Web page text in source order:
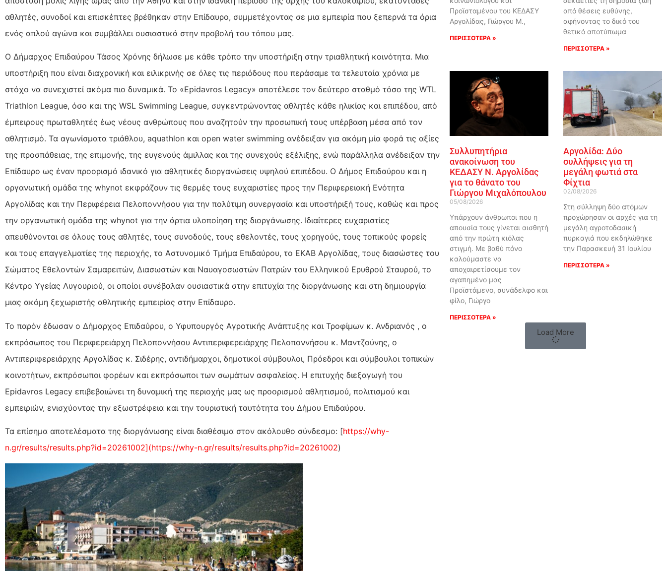
αθλητές, συνοδοί και επισκέπτες βρέθηκαν στην Επίδαυρο, συμμετέχοντας σε μια εμπειρία που ξεπερνά τα όρια
ενός απλού αγώνα και συμβάλλει ουσιαστικά στην προβολή του τόπου μας.
Ο Δήμαρχος Επιδαύρου Τάσος Χρόνης δήλωσε με κάθε τρόπο την υποστήριξη στην τριαθλητική κοινότητα. Μια
υποστήριξη που είναι διαχρονική και ειλικρινής σε όλες τις περιόδους που περάσαμε τα τελευταία χρόνια με
στόχο να συνεχιστεί ακόμα πιο δυναμικά. Το «Epidavros Legacy» αποτέλεσε τον δεύτερο σταθμό τόσο της WTL
Triathlon League, όσο και της WSL Swimming League, συγκεντρώνοντας αθλητές κάθε ηλικίας και επιπέδου, από
έμπειρους πρωταθλητές έως νέους ανθρώπους που αναζητούν την προσωπική τους υπέρβαση μέσα από τον
αθλητισμό. Τα αγωνίσματα τριάθλου, aquathlon και open water swimming ανέδειξαν για ακόμη μία φορά τις αξίες
της προσπάθειας, της επιμονής, της ευγενούς άμιλλας και της συνεχούς εξέλιξης, ενώ παράλληλα ανέδειξαν την
Επίδαυρο ως έναν προορισμό ιδανικό για αθλητικές διοργανώσεις υψηλού επιπέδου. Ο Δήμος Επιδαύρου και η
οργανωτική ομάδα της whynot εκφράζουν τις θερμές τους ευχαριστίες προς την Περιφερειακή Ενότητα
Αργολίδας και την Περιφέρεια Πελοποννήσου για την πολύτιμη συνεργασία και υποστήριξή τους, καθώς και προς
την οργανωτική ομάδα της whynot για την άρτια υλοποίηση της διοργάνωσης. Ιδιαίτερες ευχαριστίες
απευθύνονται σε όλους τους αθλητές, τους συνοδούς, τους εθελοντές, τους χορηγούς, τους τοπικούς φορείς
και τους επαγγελματίες της περιοχής, το Αστυνομικό Τμήμα Επιδαύρου, το ΕΚΑΒ Αργολίδας, τους διασώστες του
Σώματος Εθελοντών Σαμαρειτών, Διασωστών και Ναυαγοσωστών Πατρών του Ελληνικού Ερυθρού Σταυρού, το
Κέντρο Υγείας Λυγουριού, οι οποίοι συνέβαλαν ουσιαστικά στην επιτυχία της διοργάνωσης και στη δημιουργία
μιας ακόμη ξεχωριστής αθλητικής εμπειρίας στην Επίδαυρο.
Το παρόν έδωσαν ο Δήμαρχος Επιδαύρου, ο Υφυπουργός Αγροτικής Ανάπτυξης και Τροφίμων κ. Ανδριανός , ο
εκπρόσωπος του Περιφερειάρχη Πελοποννήσου Αντιπεριφερειάρχης Πελοποννήσου κ. Μαντζούνης, ο
Αντιπεριφερειάρχης Αργολίδας κ. Σιδέρης, αντιδήμαρχοι, δημοτικοί σύμβουλοι, Πρόεδροι και σύμβουλοι τοπικών
κοινοτήτων, εκπρόσωποι φορέων και εκπρόσωποι των σωμάτων ασφαλείας. Η επιτυχής διεξαγωγή του
Epidavros Legacy επιβεβαιώνει τη δυναμική της περιοχής μας ως προορισμού αθλητισμού, πολιτισμού και
εμπειριών, ενισχύοντας την εξωστρέφεια και την τουριστική ταυτότητα του Δήμου Επιδαύρου.
Τα επίσημα αποτελέσματα της διοργάνωσης είναι διαθέσιμα στον ακόλουθο σύνδεσμο: [https://why-
n.gr/results/results.php?id=20261002](https://why-n.gr/results/results.php?id=20261002)
Προϊσταμένου του ΚΕΔΑΣΥ
Αργολίδας, Γιώργου Μ.,
ΠΕΡΙΣΣΟΤΕΡΑ »
από θέσεις ευθύνης,
αφήνοντας το δικό του
θετικό αποτύπωμα
ΠΕΡΙΣΣΟΤΕΡΑ »
Συλλυπητήρια
ανακοίνωση του
ΚΕΔΑΣΥ Ν. Αργολίδας
για το θάνατο του
Γιώργου Μιχαλόπουλου
05/08/2026
Υπάρχουν άνθρωποι που η
απουσία τους γίνεται αισθητή
από την πρώτη κιόλας
στιγμή. Με βαθύ πόνο
καλούμαστε να
αποχαιρετίσουμε τον
αγαπημένο μας
Προϊστάμενο, συνάδελφο και
φίλο, Γιώργο
ΠΕΡΙΣΣΟΤΕΡΑ »
Αργολίδα: Δύο
συλλήψεις για τη
μεγάλη φωτιά στα
Φίχτια
02/08/2026
Στη σύλληψη δύο ατόμων
προχώρησαν οι αρχές για τη
μεγάλη αγροτοδασική
πυρκαγιά που εκδηλώθηκε
την Παρασκευή 31 Ιουλίου
ΠΕΡΙΣΣΟΤΕΡΑ »
Load More